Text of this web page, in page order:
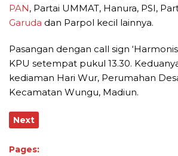
PAN, Partai UMMAT, Hanura, PSI,
Garuda dan Parpol kecil lainnya.
Pasangan dengan call sign
KPU setempat pukul 13.30.
kediaman Hari Wur, Perumahan
Kecamatan Wungu, Madiun.
Next
Pages: